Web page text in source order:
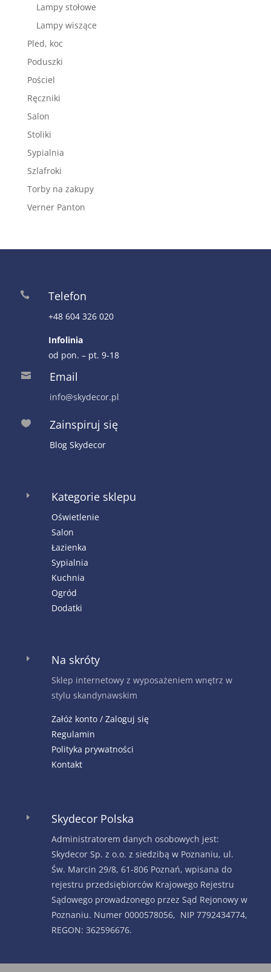
Lampy stołowe
Lampy wiszące
Pled, koc
Poduszki
Pościel
Ręczniki
Salon
Stoliki
Sypialnia
Szlafroki
Torby na zakupy
Verner Panton
 Telefon
+48 604 326 020
Infolinia
od pon. – pt. 9-18
 Email
info@skydecor.pl
 Zainspiruj się
Blog Skydecor
E Kategorie sklepu
Oświetlenie
Salon
Łazienka
Sypialnia
Kuchnia
Ogród
Dodatki
E Na skróty
Sklep internetowy z wyposażeniem wnętrz w
stylu skandynawskim
Załóż konto / Zaloguj się
Regulamin
Polityka prywatności
Kontakt
E Skydecor Polska
Administratorem danych osobowych jest:
Skydecor Sp. z o.o. z siedzibą w Poznaniu, ul.
Św. Marcin 29/8, 61-806 Poznań, wpisana do
rejestru przedsiębiorców Krajowego Rejestru
Sądowego prowadzonego przez Sąd Rejonowy w
Poznaniu. Numer 0000578056, NIP 7792434774,
REGON: 362596676.